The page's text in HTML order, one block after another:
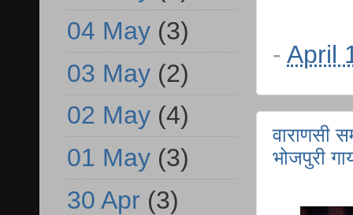
- April
वाराणसी
भोजपुरी
04 May (3)
03 May (2)
02 May (4)
01 May (3)
30 Apr (3)